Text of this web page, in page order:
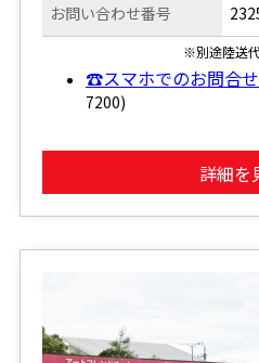
お問い合わせ番号
※別途陸送
☎スマホでのお問合
7200)
詳細を